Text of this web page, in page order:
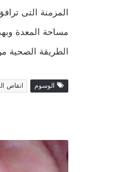
المزمنة التى
الطريقة الصحية
الوسوم انقاص
ا
ل